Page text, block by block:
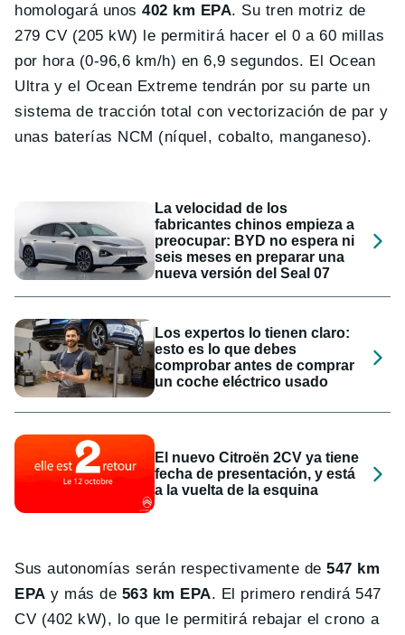
homologará unos402 km EPA. Su tren motriz de
279 CV (205 kW) le permitirá hacer el 0 a 60 millas
por hora (0-96,6 km/h) en 6,9 segundos. El Ocean
Ultra y el Ocean Extreme tendrán por su parte un
sistema de tracción total con vectorización de par y
unas baterías NCM (níquel, cobalto, manganeso).
La velocidad de los
fabricantes chinos empieza a
preocupar: BYD no espera ni
seis meses en preparar una
nueva versión del Seal 07
Los expertos lo tienen claro:
esto es lo que debes
comprobar antes de comprar
un coche eléctrico usado
El nuevo Citroën 2CV ya tiene
fecha de presentación, y está
a la vuelta de la esquina
Sus autonomías serán respectivamente de547 km
EPA y más de 563 km EPA. El primero rendirá 547
CV (402 kW), lo que le permitirá rebajar el crono a